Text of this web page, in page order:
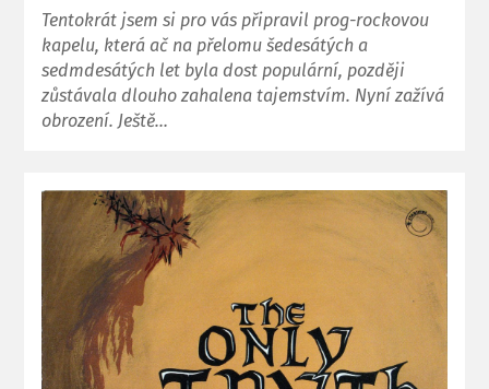
Tentokrát jsem si pro vás připravil prog-rockovou
kapelu, která ač na přelomu šedesátých a
sedmdesátých let byla dost populární, později
zůstávala dlouho zahalena tajemstvím. Nyní zažívá
obrození. Ještě…